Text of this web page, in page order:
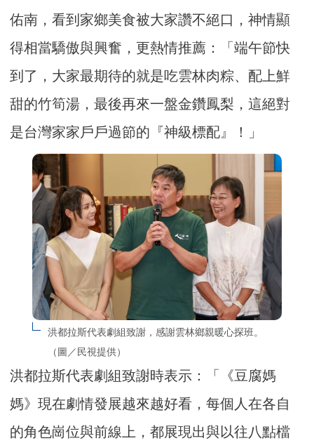
佑南，看到家鄉美食被大家讚不絕口，神情顯
得相當驕傲與興奮，更熱情推薦：「端午節快
到了，大家最期待的就是吃雲林肉粽、配上鮮
甜的竹筍湯，最後再來一盤金鑽鳳梨，這絕對
是台灣家家戶戶過節的『神級標配』！」
洪都拉斯代表劇組致謝，感謝雲林鄉親暖心探班。
（圖／民視提供）
洪都拉斯代表劇組致謝時表示：「《豆腐媽
媽》現在劇情發展越來越好看，每個人在各自
的角色崗位與前線上，都展現出與以往八點檔